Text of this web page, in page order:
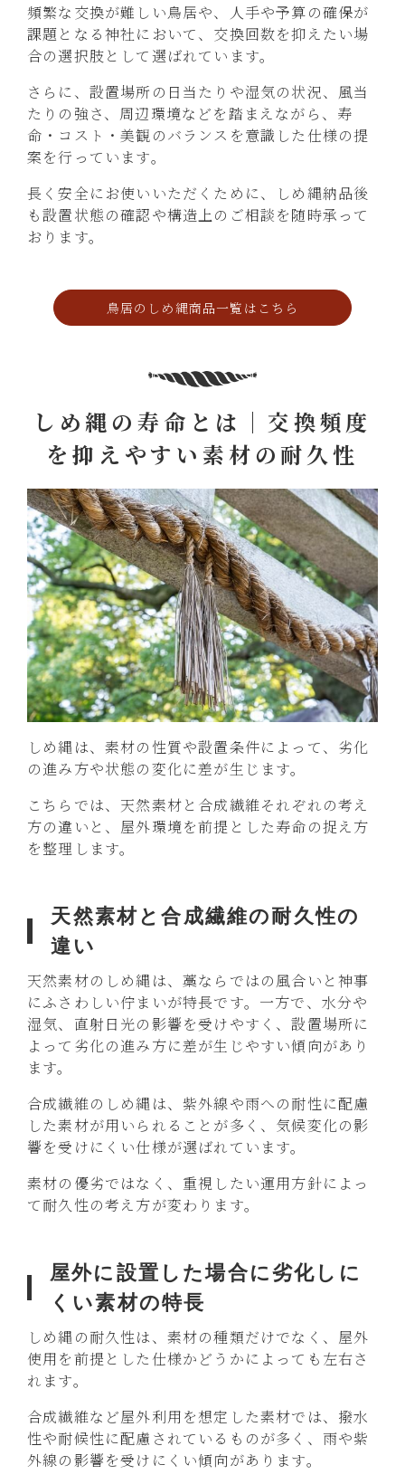
頻繁な交換が難しい鳥居や、人手や予算の確保が
課題となる神社において、交換回数を抑えたい場
合の選択肢として選ばれています。
さらに、設置場所の日当たりや湿気の状況、風当
たりの強さ、周辺環境などを踏まえながら、寿
命・コスト・美観のバランスを意識した仕様の提
案を行っています。
長く安全にお使いいただくために、しめ縄納品後
も設置状態の確認や構造上のご相談を随時承って
おります。
鳥居のしめ縄商品一覧はこちら
しめ縄の寿命とは｜交換頻度
を抑えやすい素材の耐久性
しめ縄は、素材の性質や設置条件によって、劣化
の進み方や状態の変化に差が生じます。
こちらでは、天然素材と合成繊維それぞれの考え
方の違いと、屋外環境を前提とした寿命の捉え方
を整理します。
天然素材と合成繊維の耐久性の
違い
天然素材のしめ縄は、藁ならではの風合いと神事
にふさわしい佇まいが特長です。一方で、水分や
湿気、直射日光の影響を受けやすく、設置場所に
よって劣化の進み方に差が生じやすい傾向があり
ます。
合成繊維のしめ縄は、紫外線や雨への耐性に配慮
した素材が用いられることが多く、気候変化の影
響を受けにくい仕様が選ばれています。
素材の優劣ではなく、重視したい運用方針によっ
て耐久性の考え方が変わります。
屋外に設置した場合に劣化しに
くい素材の特長
しめ縄の耐久性は、素材の種類だけでなく、屋外
使用を前提とした仕様かどうかによっても左右さ
れます。
合成繊維など屋外利用を想定した素材では、撥水
性や耐候性に配慮されているものが多く、雨や紫
外線の影響を受けにくい傾向があります。